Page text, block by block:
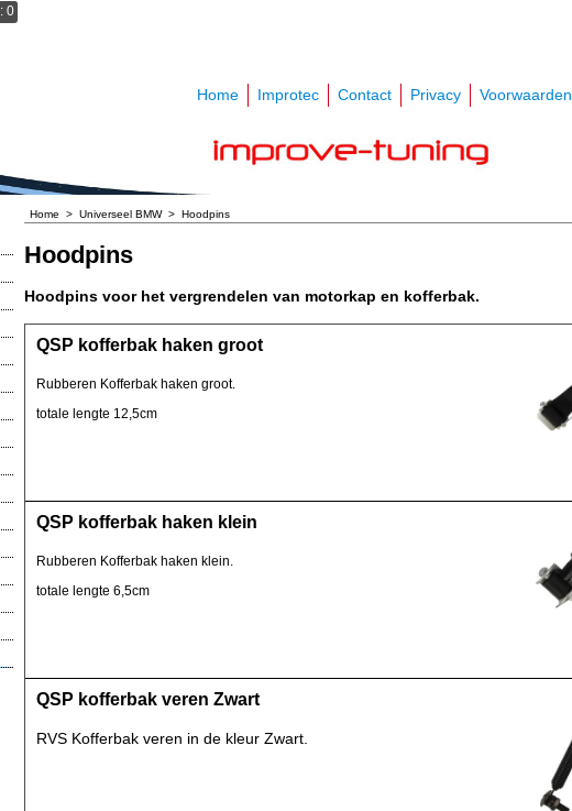
: 0
Home Improtec Contact Privacy Voorwaarden
Home > Universeel BMW> Hoodpins
Hoodpins
Hoodpins voor het vergrendelen van motorkap en kofferbak.
QSP kofferbak haken groot
Rubberen Kofferbak haken groot.
totale lengte 12,5cm
QSP kofferbak haken klein
Rubberen Kofferbak haken klein.
totale lengte 6,5cm
QSP kofferbak veren Zwart
RVS Kofferbak veren in de kleur Zwart.